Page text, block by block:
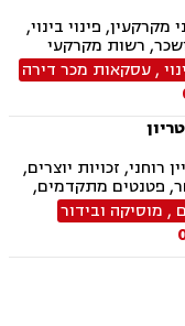
פינוי בינוי,
רשות מקרקעי
ייפוי כוח מתמשך,
וצוואות, נוטריון.
,עסקאות מכר דירה
זכויות יוצרים,
פטנטים מתקדמים,
עסקאות מכר דירה,
חוזים, הסכמי
, מוסיקה ובידור